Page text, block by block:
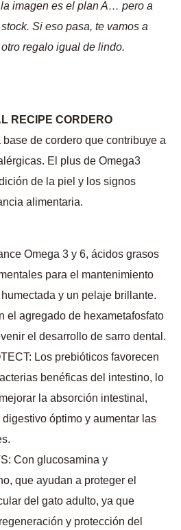
imagen es el plan A… pero a
Si eso pasa, te vamos a
regalo igual de lindo.
RECIPE CORDERO
de cordero que contribuye a
El plus de Omega3
de la piel y los signos
alimentaria.
Omega 3 y 6, ácidos grasos
para el mantenimiento
y un pelaje brillante.
el agregado de hexametafosfato
el desarrollo de sarro dental.
Los prebióticos favorecen
benéficas del intestino, lo
la absorción intestinal,
digestivo óptimo y aumentar las
Con glucosamina y
que ayudan a proteger el
del gato adulto, ya que
y protección del